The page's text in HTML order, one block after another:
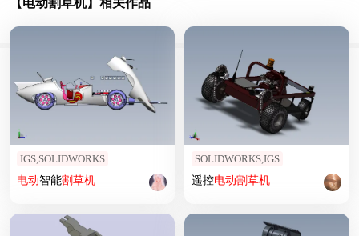
IGS,SOLIDWORKS
电动智能割草机
SOLIDWORKS,IGS
遥控电动割草机